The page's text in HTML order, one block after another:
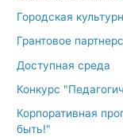
Городская
Грантовое
Доступная среда
Конкурс
Корпоративная
быть!"